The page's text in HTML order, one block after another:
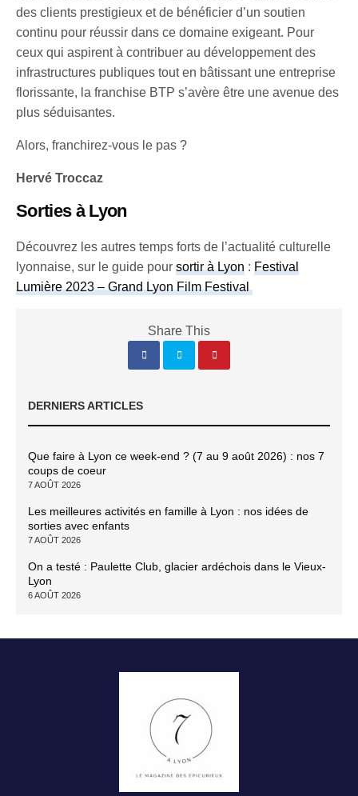
des clients prestigieux et de bénéficier d’un soutien
continu pour réussir dans ce domaine exigeant. Pour
ceux qui aspirent à contribuer au développement des
infrastructures publiques tout en bâtissant une entreprise
florissante, la franchise BTP s’avère être une avenue des
plus séduisantes.
Alors, franchirez-vous le pas ?
Hervé Troccaz
Sorties à Lyon
Découvrez les autres temps forts de l’actualité culturelle
lyonnaise, sur le guide poursortir à Lyon :Festival
Lumière 2023 – Grand Lyon Film Festival
Share This
DERNIERS ARTICLES
Que faire à Lyon ce week-end ? (7 au 9 août 2026) : nos 7
coups de coeur
7 AOÛT 2026
Les meilleures activités en famille à Lyon : nos idées de
sorties avec enfants
7 AOÛT 2026
On a testé : Paulette Club, glacier ardéchois dans le Vieux-
Lyon
6 AOÛT 2026